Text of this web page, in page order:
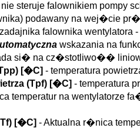
nie steruje falownikiem
podawany na wej�cie
falownika
wskazania na
si� na cz�stotliwo��
) [�C] - temperatura
(Tpf) [�C] - temperatura
temperatur na wentylatorze
) [�C] - Aktualna r�nica